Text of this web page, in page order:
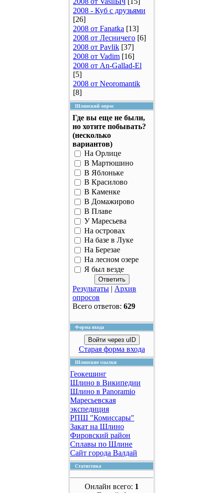
2008 - Куб с друзьями
[26]
2008 от Fanatka [13]
2008 от Лесничего [6]
2008 от Pavlik [37]
2008 от Vadim [16]
2008 от An-Gallad-El
[5]
2008 от Neoromantik
[8]
Шлинский опрос
Где вы еще не были,
но хотите побывать?
(несколько
вариантов)
На Орлице
В Мартюшино
В Яблоньке
В Красилово
В Каменке
В Домажирово
В Плаве
У Маресьева
На островах
На базе в Луке
На Березае
На лесном озере
Я был везде
Результаты | Архив
опросов
Всего ответов: 629
Форма входа
Войти через uID
Старая форма входа
Шлинские ссылки
Геокешинг
Шлино в Википедии
Шлино в Panoramio
Маресьевская
экспедиция
РПШ "Комиссары"
Закат на Шлино
Фировский район
Сплавы по Шлине
Сайт города Валдай
Статистика
Онлайн всего: 1